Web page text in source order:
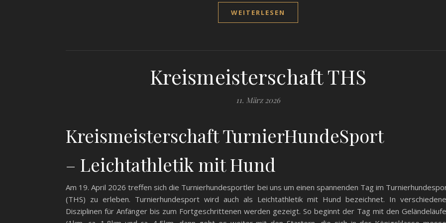
WEITERLESEN
Kreismeisterschaft THS
11. März 2026
Kreismeisterschaft TurnierHundeSport
– Leichtathletik mit Hund
Am 19. April 2026 treffen sich die Turnierhundesportler bei uns um einen spannenden Tag im
(THS) zu erleben. Turnierhundesport wird auch als Leichtathletik mit Hund bezeichnet. In
Disziplinen für Anfänger bis zum Fortgeschrittenen werden gezeigt. So beginnt der Tag mit den